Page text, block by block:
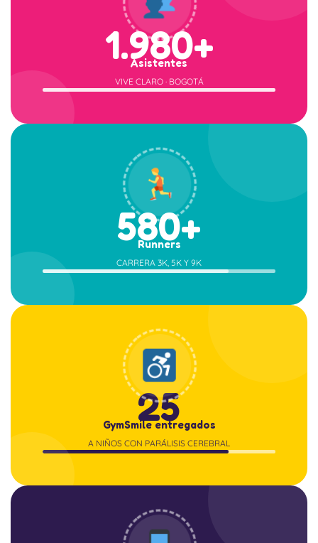
1.980+
Asistentes
VIVE CLARO · BOGOTÁ
580+
Runners
CARRERA 3K, 5K Y 9K
25
GymSmile entregados
A NIÑOS CON PARÁLISIS CEREBRAL